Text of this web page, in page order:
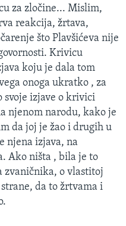
za zločine... Mislim,
reakcija, žrtava,
što Plavšićeva nije
Krivicu
koju je dala tom
onoga ukratko , za
izjave o krivici
njenom narodu, kako je
da joj je žao i drugih u
njena izjava, na
Ako ništa , bila je to
zvaničnika, o vlastitoj
da to žrtvama i